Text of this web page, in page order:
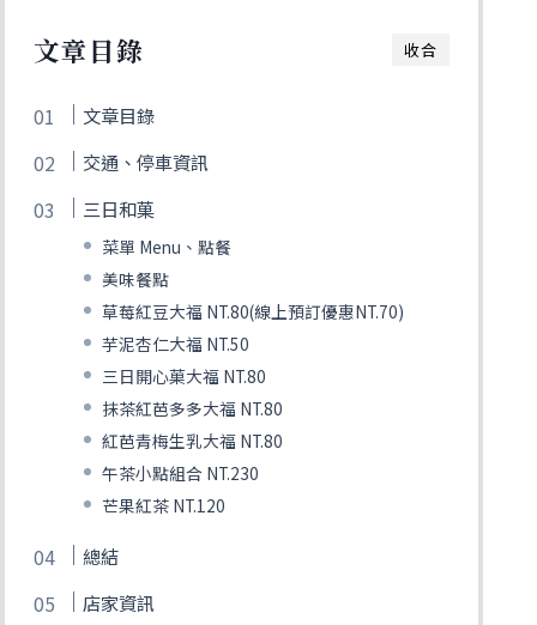
收合
文章目錄
文章目錄
交通、停車資訊
三日和菓
菜單 Menu、點餐
美味餐點
草莓紅豆大福 NT.80(線上預訂優惠NT.70)
芋泥杏仁大福 NT.50
三日開心菓大福 NT.80
抹茶紅芭多多大福 NT.80
紅芭青梅生乳大福 NT.80
午茶小點組合 NT.230
芒果紅茶 NT.120
總結
店家資訊